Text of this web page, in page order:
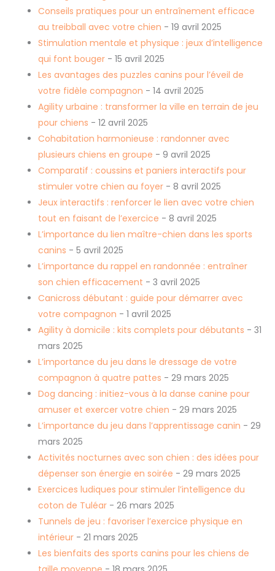
Conseils pratiques pour un entraînement efficace
au treibball avec votre chien - 19 avril 2025
Stimulation mentale et physique : jeux d’intelligence
qui font bouger - 15 avril 2025
Les avantages des puzzles canins pour l’éveil de
votre fidèle compagnon - 14 avril 2025
Agility urbaine : transformer la ville en terrain de jeu
pour chiens - 12 avril 2025
Cohabitation harmonieuse : randonner avec
plusieurs chiens en groupe - 9 avril 2025
Comparatif : coussins et paniers interactifs pour
stimuler votre chien au foyer - 8 avril 2025
Jeux interactifs : renforcer le lien avec votre chien
tout en faisant de l’exercice - 8 avril 2025
L’importance du lien maître-chien dans les sports
canins - 5 avril 2025
L’importance du rappel en randonnée : entraîner
son chien efficacement - 3 avril 2025
Canicross débutant : guide pour démarrer avec
votre compagnon - 1 avril 2025
Agility à domicile : kits complets pour débutants - 31
mars 2025
L’importance du jeu dans le dressage de votre
compagnon à quatre pattes - 29 mars 2025
Dog dancing : initiez-vous à la danse canine pour
amuser et exercer votre chien - 29 mars 2025
L’importance du jeu dans l’apprentissage canin - 29
mars 2025
Activités nocturnes avec son chien : des idées pour
dépenser son énergie en soirée - 29 mars 2025
Exercices ludiques pour stimuler l’intelligence du
coton de Tuléar - 26 mars 2025
Tunnels de jeu : favoriser l’exercice physique en
intérieur - 21 mars 2025
Les bienfaits des sports canins pour les chiens de